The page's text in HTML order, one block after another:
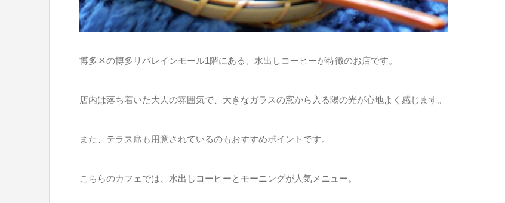
博多区の博多リバレインモール1階にある、水出しコーヒーが特徴のお店です。
店内は落ち着いた大人の雰囲気で、大きなガラスの窓から入る陽の光が心地よく感じます。
また、テラス席も用意されているのもおすすめポイントです。
こちらのカフェでは、水出しコーヒーとモーニングが人気メニュー。